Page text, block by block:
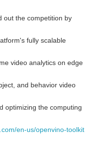
out the competition by
fully scalable
video analytics on edge
and behavior video
optimizing the computing
en-us/openvino-toolkit